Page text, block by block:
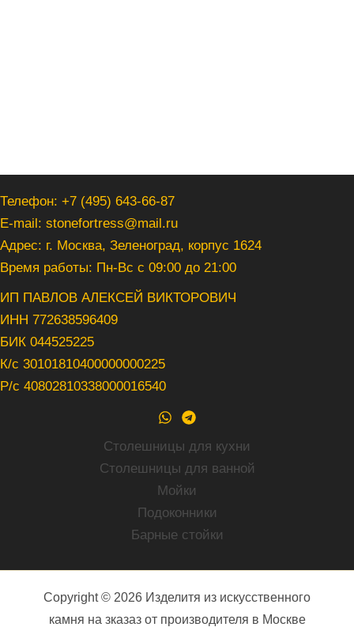
Телефон: +7 (495) 643-66-87
E-mail: stonefortress@mail.ru
Адрес: г. Москва, Зеленоград, корпус 1624
Время работы: Пн-Вс с 09:00 до 21:00
ИП ПАВЛОВ АЛЕКСЕЙ ВИКТОРОВИЧ
ИНН 772638596409
БИК 044525225
К/с 30101810400000000225
Р/с 40802810338000016540
Столешницы для кухни
Столешницы для ванной
Мойки
Подоконники
Барные стойки
Copyright © 2026 Изделитя из искусственного
камня на зказаз от производителя в Москве